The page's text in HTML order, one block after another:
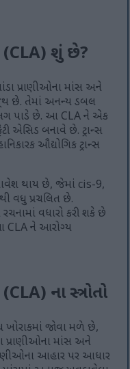
(CLA) શું છે?
પ્રાણીઓના માંસ અને
છે. તેમાં અનન્ય ડબલ
પાડે છે. આ CLA ને એક
એસિડ બનાવે છે. ટ્રાન્સ
ઔદ્યોગિક ટ્રાન્સ
થાય છે, જેમાં cis-9,
વધુ પ્રચલિત છે.
વધારો કરી શકે છે
CLA ને આરોગ્ય
ના સ્ત્રોતો
ખોરાકમાં જોવા મળે છે,
પ્રાણીઓના માંસ અને
આહાર પર આધાર